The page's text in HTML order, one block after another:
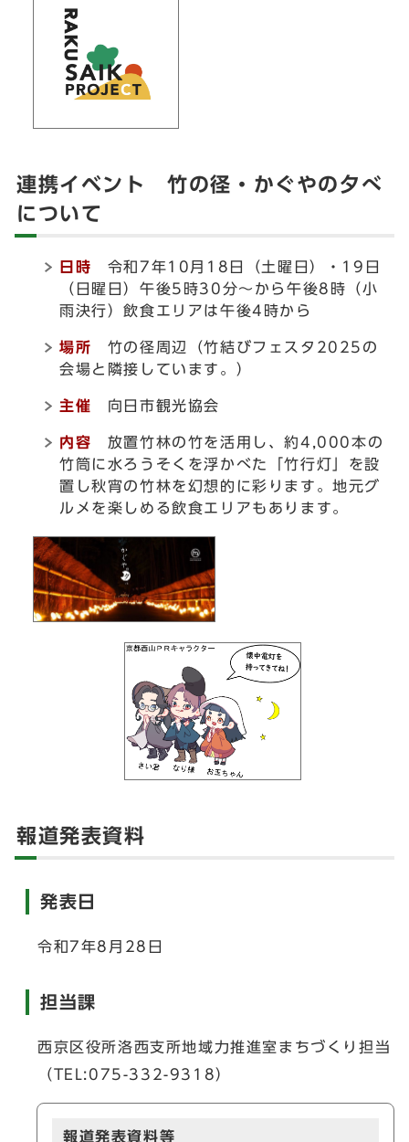
連携イベント 竹の径・かぐやの夕べ
について
日時 令和7年10月18日（土曜日）・19日
（日曜日）午後5時30分～から午後8時（小
雨決行）飲食エリアは午後4時から
場所 竹の径周辺（竹結びフェスタ2025の
会場と隣接しています。）
主催 向日市観光協会
内容 放置竹林の竹を活用し、約4,000本の
竹筒に水ろうそくを浮かべた「竹行灯」を設
置し秋宵の竹林を幻想的に彩ります。地元グ
ルメを楽しめる飲食エリアもあります。
報道発表資料
発表日
令和7年8月28日
担当課
西京区役所洛西支所地域力推進室まちづくり担当
（TEL:075-332-9318）
報道発表資料等